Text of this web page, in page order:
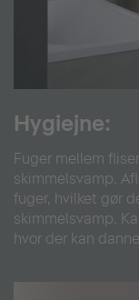
Hygiejne:
Fuger mellem
skimmelsvamp.
fuger, hvilket gør
skimmelsvamp.
hvor der kan